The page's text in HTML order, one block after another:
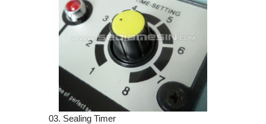
03. Sealing Timer